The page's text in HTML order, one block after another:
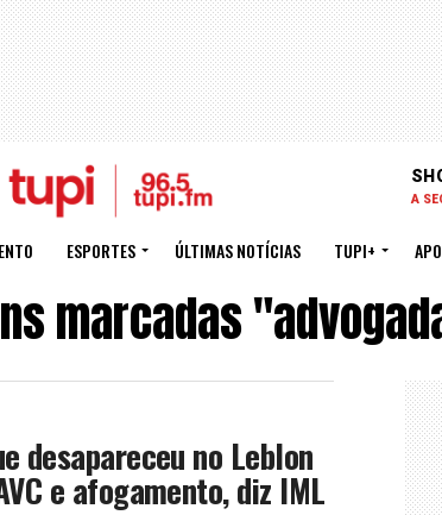
A
ESPORTES ÚLTIMAS NOTÍCIAS TUPI+
marcadas
desapareceu no Leblon
e afogamento, diz IML